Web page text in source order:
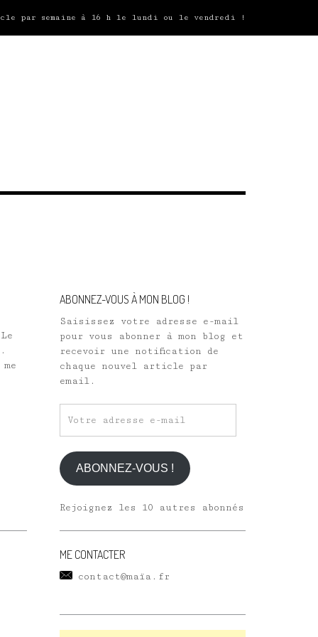
par semaine à 16 h le lundi ou le vendredi !
ABONNEZ-VOUS À MON BLOG !
Saisissez votre adresse e-mail
pour vous abonner à mon blog et
recevoir une notification de
chaque nouvel article par
email.
adresse
e-
mail
ABONNEZ-VOUS !
Rejoignez les 10 autres abonnés
ME CONTACTER
contact@maïa.fr